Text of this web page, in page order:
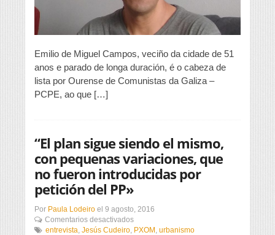
Emilio de Miguel Campos, veciño da cidade de 51
anos e parado de longa duración, é o cabeza de
lista por Ourense de Comunistas da Galiza –
PCPE, ao que […]
“El plan sigue siendo el mismo,
con pequenas variaciones, que
no fueron introducidas por
petición del PP»
Por Paula Lodeiro el 9 agosto, 2016
Comentarios desactivadosen
“El
entrevista, Jesús Cudeiro, PXOM , urbanismo